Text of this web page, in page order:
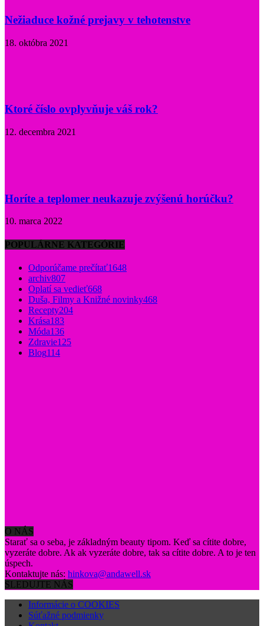
Nežiaduce kožné prejavy v tehotenstve
18. októbra 2021
Ktoré číslo ovplyvňuje váš rok?
12. decembra 2021
Horíte a teplomer neukazuje zvýšenú horúčku?
10. marca 2022
POPULÁRNE KATEGÓRIE
Odporúčame prečítať1648
archiv807
Oplatí sa vedieť668
Duša, Filmy a Knižné novinky468
Recepty204
Krása183
Móda136
Zdravie125
Blog114
O NÁS
Starať sa o seba, je základným beauty tipom. Keď sa cítite dobre,
vyzeráte dobre. Ak ak vyzeráte dobre, tak sa cítite dobre. A to je ten
úspech.
Kontaktujte nás: hinkova@andawell.sk
SLEDUJTE NÁS
Informácie o COOKIES
Súťažné podmienky